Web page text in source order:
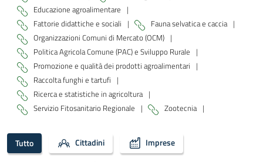
Educazione agroalimentare |
Fattorie didattiche e sociali | Fauna selvatica e caccia |
Organizzazioni Comuni di Mercato (OCM) |
Politica Agricola Comune (PAC) e Sviluppo Rurale |
Promozione e qualità dei prodotti agroalimentari |
Raccolta funghi e tartufi |
Ricerca e statistiche in agricoltura |
Servizio Fitosanitario Regionale | Zootecnia |
Tutto Cittadini Imprese